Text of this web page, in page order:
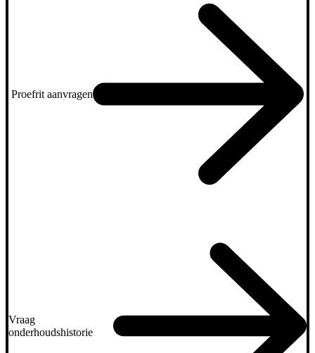
Proefrit aanvragen
Vraag
onderhoudshistorie